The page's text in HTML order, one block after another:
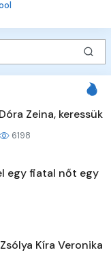
Zeina, keressük
6198
egy fiatal nőt egy
Kíra Veronika